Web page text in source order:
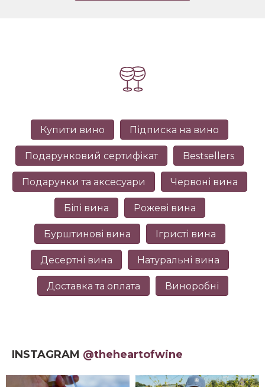
Купити вино Підписка на вино
Подарунковий сертифікат Bestsellers
Подарунки та аксесуари Червоні вина
Білі вина Рожеві вина
Бурштинові вина Ігристі вина
Десертні вина Натуральні вина
Доставка та оплата Виноробні
INSTAGRAM @theheartofwine